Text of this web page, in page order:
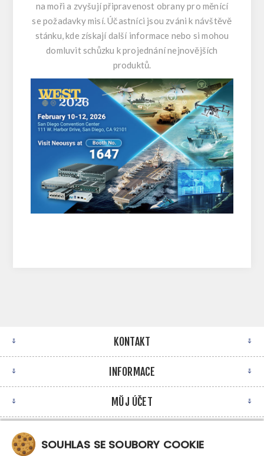
na moři a zvyšují připravenost obrany pro měnící
se požadavky misí. Účastníci jsou zváni k návštěvě
stánku, kde získají další informace nebo si mohou
domluvit schůzku k projednání nejnovějších
produktů.
KONTAKT
INFORMACE
MŮJ ÚČET
SOUHLAS SE SOUBORY COOKIE